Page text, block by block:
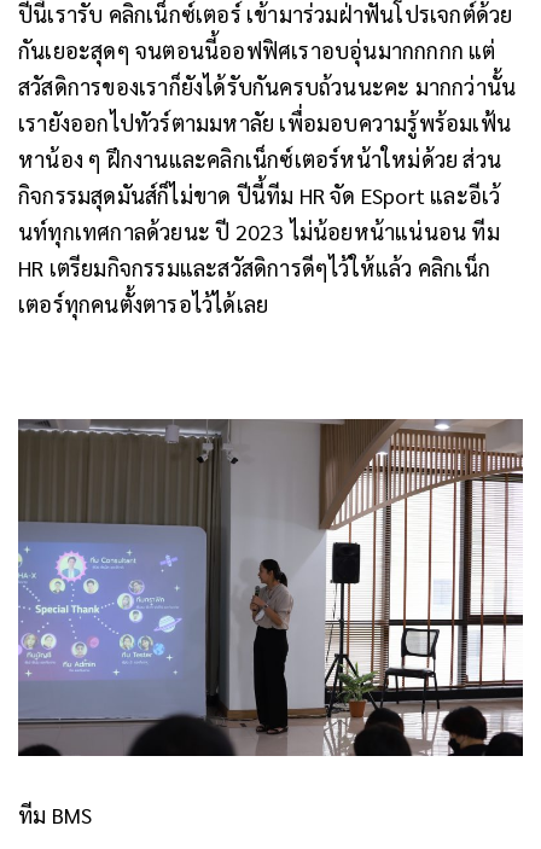
ปีนี้เรารับ คลิกเน็กซ์เตอร์ เข้ามาร่วมฝ่าฟันโปรเจกต์ด้วย
กันเยอะสุดๆ จนตอนนี้ออฟฟิศเราอบอุ่นมากกกกก แต่
สวัสดิการของเราก็ยังได้รับกันครบถ้วนนะคะ มากกว่านั้น
เรายังออกไปทัวร์ตามมหาลัย เพื่อมอบความรู้พร้อมเฟ้น
หาน้อง ๆ ฝึกงานและคลิกเน็กซ์เตอร์หน้าใหม่ด้วย ส่วน
กิจกรรมสุดมันส์ก็ไม่ขาด ปีนี้ทีม HR จัด ESport และอีเว้
นท์ทุกเทศกาลด้วยนะปี 2023 ไม่น้อยหน้าแน่นอน ทีม
HR เตรียมกิจกรรมและสวัสดิการดีๆไว้ให้แล้ว คลิกเน็ก
เตอร์ทุกคนตั้งตารอไว้ได้เลย
ทีม BMS